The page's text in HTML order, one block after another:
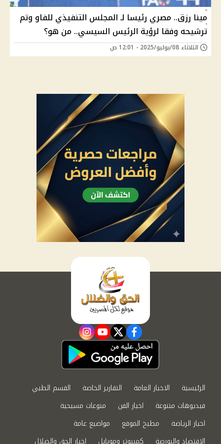
مينا رزق.. مصري رئيسا لـ المجلس التنفيذي للفاو وتم
ترشيحه وفقا لرؤية الرئيس السيسي.. من هو؟
الثلاثاء 08/يوليو/2025 - 12:01 ص
facebook
twitter
youtube
instagram
الرئيسية الاخبار العامة التقارير الخاصة
القسم الطبي
فيديوهات متنوعة
اخبار الفن
منوعات مسيحية
اخبار الرياضة
مطبخ الموقع
مواضيع عامة
الاقتصاد والبورصة
كمبيوتر وموبايل اخبار الحق والضلال